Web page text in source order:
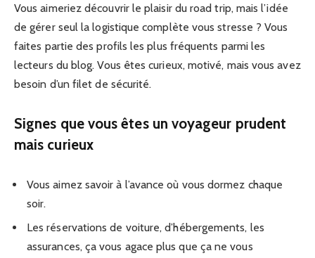
Vous aimeriez découvrir le plaisir du road trip, mais l’idée
de gérer seul la logistique complète vous stresse ? Vous
faites partie des profils les plus fréquents parmi les
lecteurs du blog. Vous êtes curieux, motivé, mais vous avez
besoin d’un filet de sécurité.
Signes que vous êtes un voyageur prudent
mais curieux
Vous aimez savoir à l’avance où vous dormez chaque
soir.
Les réservations de voiture, d’hébergements, les
assurances, ça vous agace plus que ça ne vous